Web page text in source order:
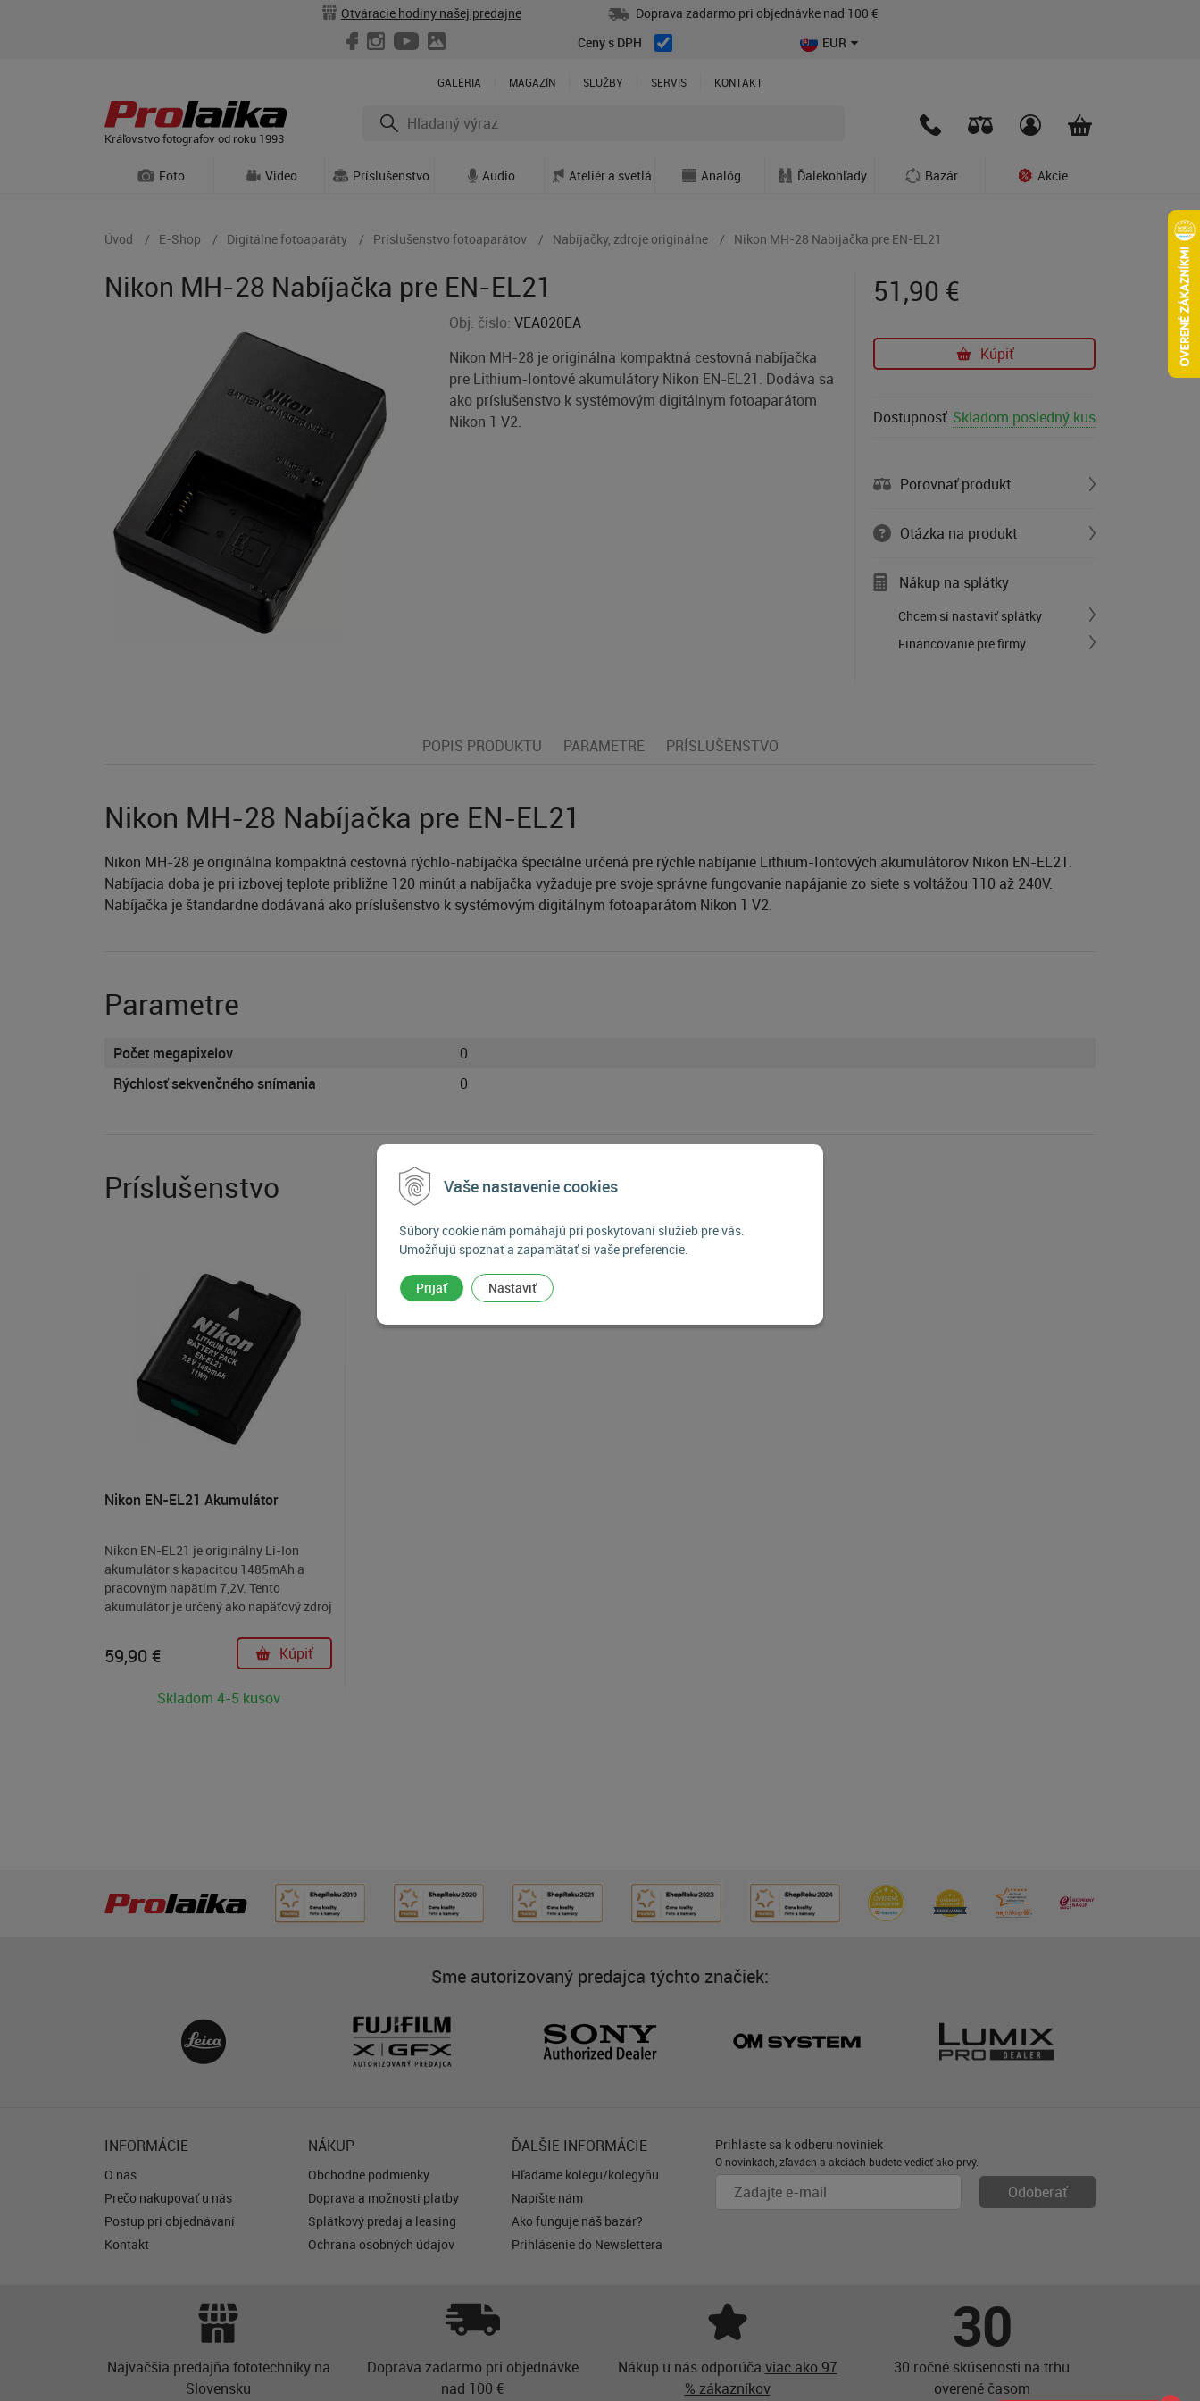
Vaše nastavenie cookies
Súbory cookie nám pomáhajú pri poskytovaní služieb pre vás.
Umožňujú spoznať a zapamätať si vaše preferencie.
Prijať Nastaviť
Otváracie hodiny našej predajne
Doprava zadarmo pri objednávke nad 100 €
Ceny s DPH
EUR
GALÉRIA MAGAZÍN SLUŽBY SERVIS KONTAKT
Kráľovstvo fotografov od roku 1993
Foto Video Príslušenstvo Audio Ateliér a svetlá Analóg Ďalekohľady Bazár Akcie
Úvod E-Shop Digitálne fotoaparáty Príslušenstvo fotoaparátov Nabíjačky, zdroje originálne Nikon MH-28 Nabíjačka pre EN-EL21
Nikon MH-28 Nabíjačka pre EN-EL21
Obj. čislo:VEA020EA
Nikon MH-28 je originálna kompaktná cestovná nabíjačka
pre Lithium-Iontové akumulátory Nikon EN-EL21. Dodáva sa
ako príslušenstvo k systémovým digitálnym fotoaparátom
Nikon 1 V2.
51,90 €
Kúpiť
Dostupnosť Skladom posledný kus
Porovnať produkt
Otázka na produkt
Nákup na splátky
Chcem si nastaviť splátky
Financovanie pre firmy
POPIS PRODUKTU PARAMETRE PRÍSLUŠENSTVO
Nikon MH-28 Nabíjačka pre EN-EL21
Nikon MH-28 je originálna kompaktná cestovná rýchlo-nabíjačka špeciálne určená pre rýchle nabíjanie Lithium-Iontových akumulátorov Nikon EN-EL21.
Nabíjacia doba je pri izbovej teplote približne 120 minút a nabíjačka vyžaduje pre svoje správne fungovanie napájanie zo siete s voltážou 110 až 240V.
Nabíjačka je štandardne dodávaná ako príslušenstvo k systémovým digitálnym fotoaparátom Nikon 1 V2.
Parametre
Počet megapixelov
0
Rýchlosť sekvenčného snímania
0
Príslušenstvo
Nikon EN-EL21 Akumulátor
Nikon EN-EL21 je originálny Li-Ion
akumulátor s kapacitou 1485mAh a
pracovným napätím 7,2V. Tento
akumulátor je určený ako napäťový zdroj
59,90 € Kúpiť
Skladom 4-5 kusov
Sme autorizovaný predajca týchto značiek:
INFORMÁCIE
O nás
Prečo nakupovať u nás
Postup pri objednávaní
Kontakt
NÁKUP
Obchodné podmienky
Doprava a možnosti platby
Splátkový predaj a leasing
Ochrana osobných údajov
ĎALŠIE INFORMÁCIE
Hľadáme kolegu/kolegyňu
Napíšte nám
Ako funguje náš bazár?
Prihlásenie do Newslettera
Prihláste sa k odberu noviniek
O novinkách, zľavách a akciách budete vedieť ako prvý.
Najvačšia predajňa fototechniky na
Slovensku
Doprava zadarmo pri objednávke
nad 100 €
Nákup u nás odporúča viac ako 97
% zákazníkov
30
30 ročné skúsenosti na trhu
overené časom